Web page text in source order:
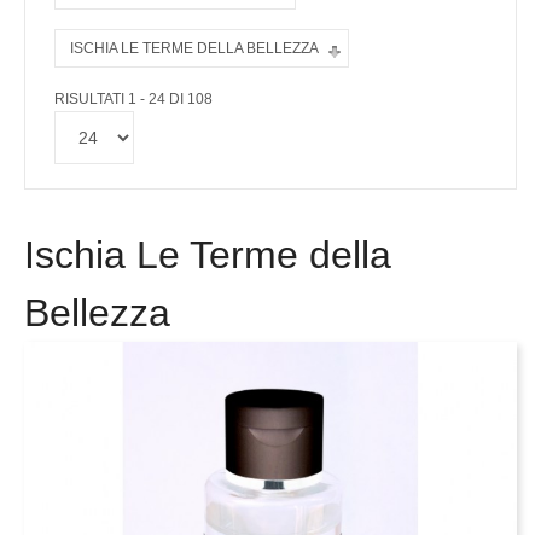
ISCHIA LE TERME DELLA BELLEZZA
RISULTATI 1 - 24 DI 108
Ischia Le Terme della
Bellezza